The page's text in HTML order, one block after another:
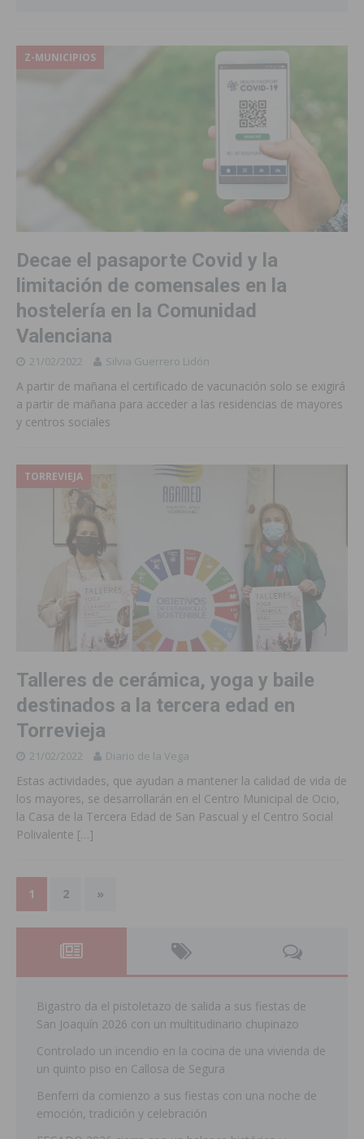
Z-MUNICIPIOS
Decae el pasaporte Covid y la
limitación de comensales en la
hostelería en la Comunidad
Valenciana
21/02/2022 Silvia Guerrero Lidón
A partir de mañana el certificado de vacunación solo se exigirá
a partir de mañana para acceder a las residencias de mayores
y centros sociales
TORREVIEJA
Talleres de cerámica, yoga y baile
destinados a la tercera edad en
Torrevieja
21/02/2022 Diario de la Vega
Estas actividades, que ayudan a mantener la calidad de vida de
los mayores, se desarrollarán en el Centro Municipal de Ocio,
la Casa de la Tercera Edad de San Pascual y el Centro Social
Polivalente […]
1 2 »
Bigastro da el pistoletazo de salida a sus fiestas de
San Joaquín 2026 con un multitudinario chupinazo
Controlado un incendio en la cocina de una vivienda de
un quinto piso en Callosa de Segura
Benferri da comienzo a sus fiestas con una noche de
emoción, tradición y celebración